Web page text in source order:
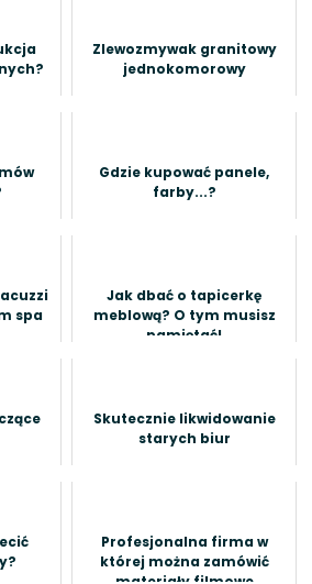
Zlewozmywak granitowy
jednokomorowy
Gdzie kupować panele,
farby...?
spa
Jak dbać o tapicerkę
meblową? O tym musisz
pamiętać!
Skutecznie likwidowanie
starych biur
Profesjonalna firma w
której można zamówić